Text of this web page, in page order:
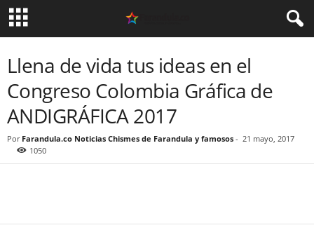
Llena de vida tus ideas en el
Congreso Colombia Gráfica de
ANDIGRÁFICA 2017
Por Farandula.co Noticias Chismes de Farandula y famosos - 21 mayo, 2017
1050